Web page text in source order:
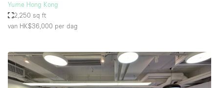
Yume Hong Kong
2,250 sq ft
van HK$36,000 per dag